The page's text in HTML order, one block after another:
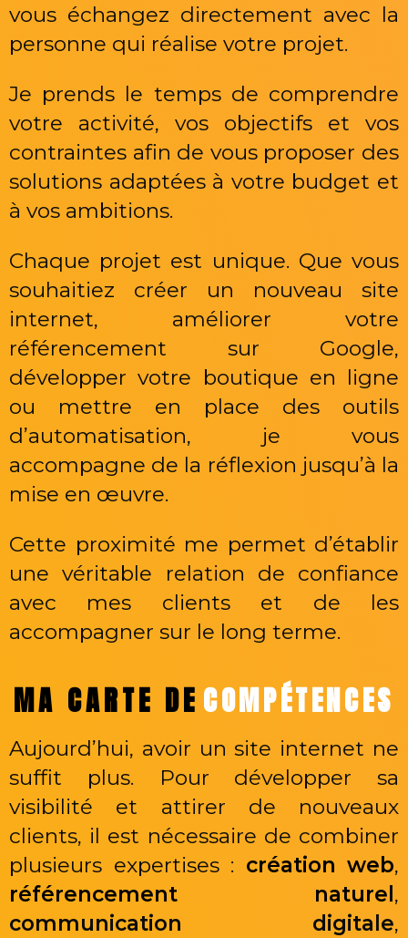
vous échangez directement avec la
personne qui réalise votre projet.
Je prends le temps de comprendre
votre activité, vos objectifs et vos
contraintes afin de vous proposer des
solutions adaptées à votre budget et
à vos ambitions.
Chaque projet est unique. Que vous
souhaitiez créer un nouveau site
internet, améliorer votre
référencement sur Google,
développer votre boutique en ligne
ou mettre en place des outils
d’automatisation, je vous
accompagne de la réflexion jusqu’à la
mise en œuvre.
Cette proximité me permet d’établir
une véritable relation de confiance
avec mes clients et de les
accompagner sur le long terme.
MA CARTE DE COMPÉTENCES
Aujourd’hui, avoir un site internet ne
suffit plus. Pour développer sa
visibilité et attirer de nouveaux
clients, il est nécessaire de combiner
plusieurs expertises : création web,
référencement naturel ,
communication digitale,